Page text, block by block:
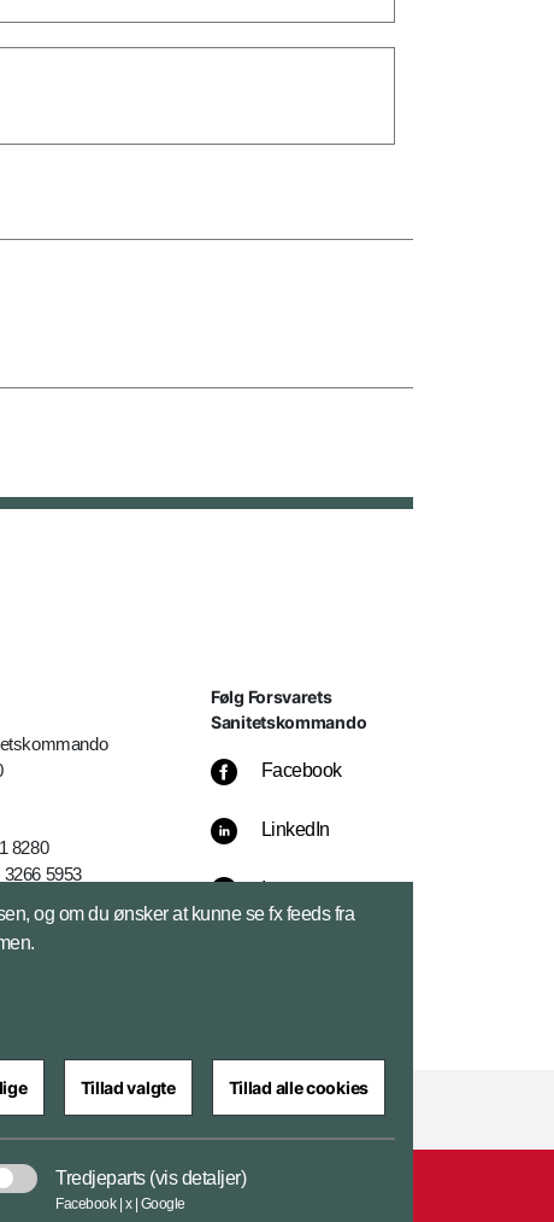
8280
5953
Følg Forsvarets
Sanitetskommando
Facebook
LinkedIn
Instagram
Cookiepolitik Tilgængelighedserklæring
og om du ønsker at kunne se fx feeds fra
Tillad valgte Tillad alle cookies
Tredjeparts (vis detaljer)
Facebook | x | Google